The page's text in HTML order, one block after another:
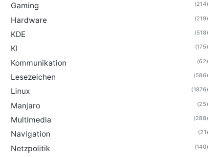
Gaming (214)
Hardware (219)
KDE (518)
KI (175)
Kommunikation (62)
Lesezeichen (586)
Linux (1876)
Manjaro (25)
Multimedia (288)
Navigation (21)
Netzpolitik (140)